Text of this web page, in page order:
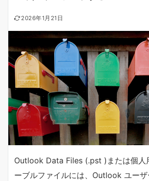
2026年1月21日
Outlook Data Files (.pst )または個人
ーブルファイルには、Outlook ユー